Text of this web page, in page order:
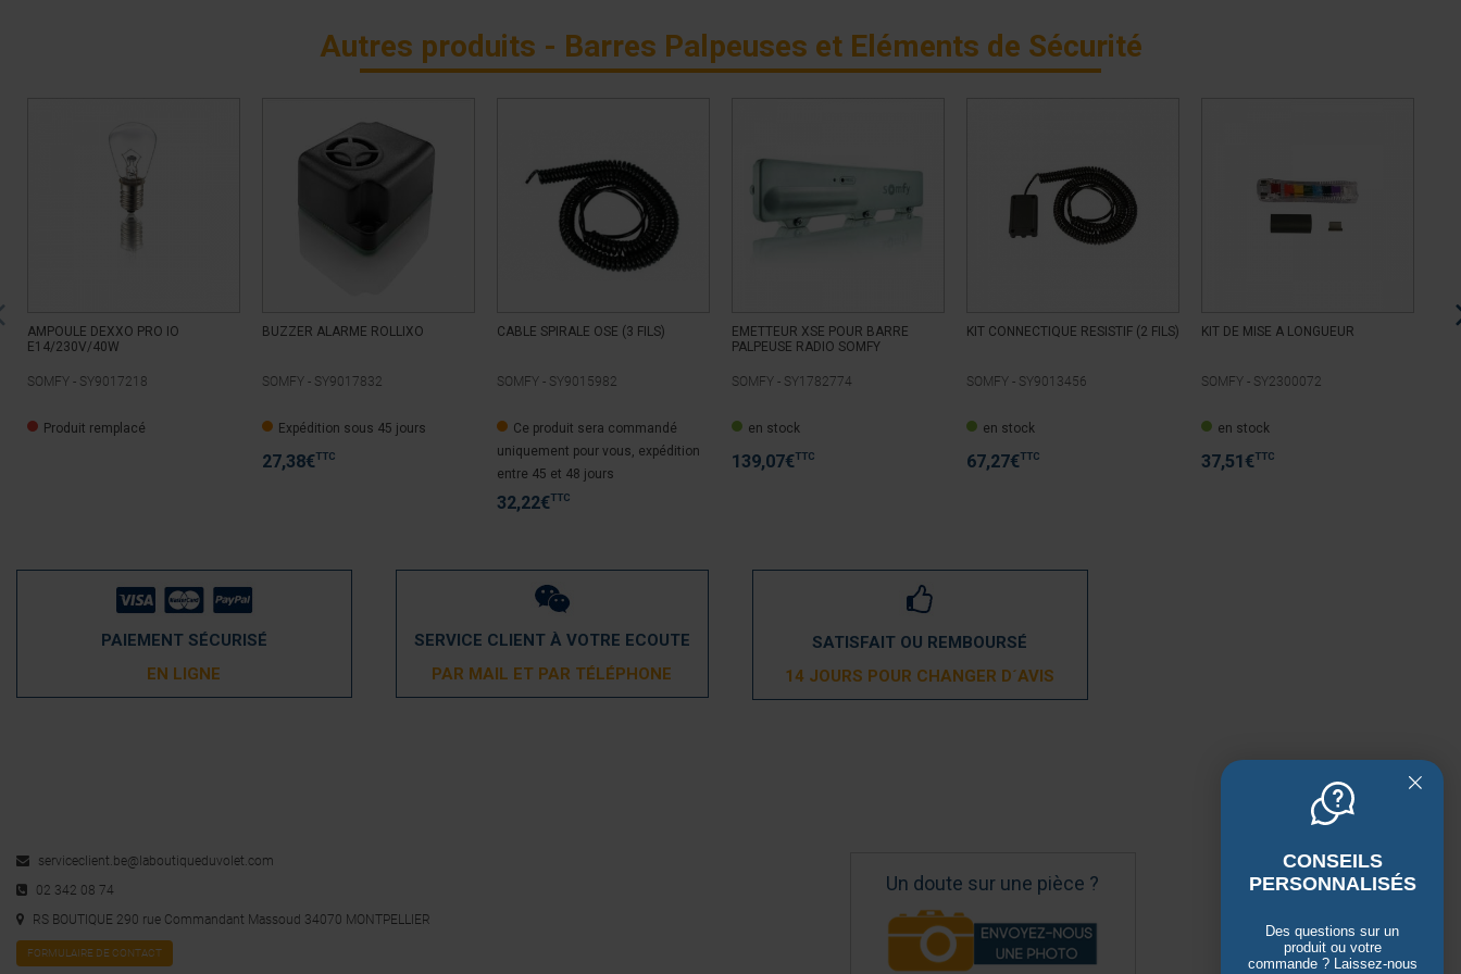
Autres produits - Barres Palpeuses et Eléments de Sécurité
AMPOULE DEXXO PRO IO
E14/230V/40W
SOMFY - SY9017218
Produit remplacé
BUZZER ALARME ROLLIXO
SOMFY - SY9017832
Expédition sous 45 jours
27,38€TTC
CABLE SPIRALE OSE (3 FILS)
SOMFY - SY9015982
Ce produit sera commandé
uniquement pour vous, expédition
entre 45 et 48 jours
32,22€TTC
EMETTEUR XSE POUR BARRE
PALPEUSE RADIO SOMFY
SOMFY - SY1782774
en stock
139,07€TTC
KIT CONNECTIQUE RESISTIF (2 FILS)
SOMFY - SY9013456
en stock
67,27€TTC
KIT DE MISE A LONGUEUR
SOMFY - SY2300072
en stock
37,51 €TTC
PAIEMENT SÉCURISÉ
EN LIGNE
SERVICE CLIENT À VOTRE ECOUTE
PAR MAIL ET PAR TÉLÉPHONE
SATISFAIT OU REMBOURSÉ
14 JOURS POUR CHANGER D´AVIS
serviceclient.be@laboutiqueduvolet.com
02 342 08 74
RS BOUTIQUE 290 rue Commandant Massoud 34070 MONTPELLIER
FORMULAIRE DE CONTACT
Un doute sur une pièce ?
CONSEILS
PERSONNALISÉS
Des questions sur un
produit ou votre
commande ? Laissez-nous